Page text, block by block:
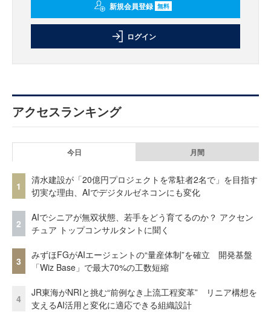
新規会員登録 無料
ログイン
アクセスランキング
今日 月間
1
清水建設が「20億円プロジェクトを常駐者2名で」を目指す
切実な理由、AIでデジタルゼネコンにも変化
2
AIでシニアが無双状態、若手をどう育てるのか？ アクセン
チュア トップコンサルタントに聞く
3
みずほFGがAIエージェントの“量産体制”を確立 開発基盤
「Wiz Base」で最大70%の工数短縮
4
JR東海がNRIと挑む“前例なき上流工程変革” リニア構想を
支えるAI活用と変化に適応できる組織設計